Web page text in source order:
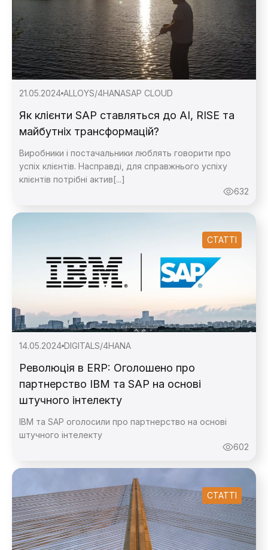
21.05.2024 ALLOYS/4HANASAP CLOUD
Як клієнти SAP ставляться до AI, RISE та
майбутніх трансформацій?
Виробники і постачальники люблять говорити про
успіх клієнтів. Насправді, для справжнього успіху
клієнтів потрібні актив[...]
632
СТАТТІ
14.05.2024 DIGITALS/4HANA
Революція в ERP: Оголошено про
партнерство IBM та SAP на основі
штучного інтелекту
IBM та SAP оголосили про партнерство на основі
штучного інтелекту
602
СТАТТІ